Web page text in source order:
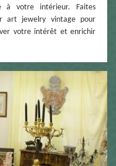
à votre intérieur. Faites
art jewelry vintage pour
votre intérêt et enrichir